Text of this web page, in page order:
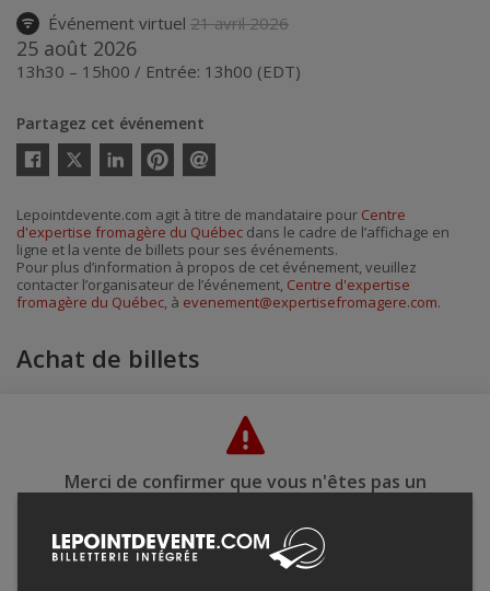
Événement virtuel 21 avril 2026
25 août 2026
13h30 – 15h00 / Entrée: 13h00 (EDT)
Partagez cet événement
Twitter
courriel
Lepointdevente.com agit à titre de mandataire pour Centre
d'expertise fromagère du Québec dans le cadre de l’affichage en
ligne et la vente de billets pour ses événements.
Pour plus d’information à propos de cet événement, veuillez
contacter l’organisateur de l’événement, Centre d'expertise
fromagère du Québec, à evenement@expertisefromagere.com.
Achat de billets
Merci de confirmer que vous n'êtes pas un